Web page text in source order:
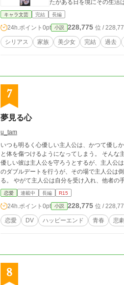
たがある日を境にその生活
キャラ文芸 完結 長編
24h.ポイント 0pt 小説 228,775 位 /
シリアス 家族 美少女 完結 過去
7
夢見る心
u_tam
いつも明るく心優しい主人公は、かつて優し
と体を傷つけるようになってしまう。 そんな主人公に彼氏が出来た。同じ高校に通う男子高生だ。物腰柔らかで、心から彼女を想う
優しい彼は主人公を守ろうとするが、主人公は暴力を隠し続けていた。 ある日、顔に
のダブルデートを行うが、その場で主人公は
る。 やがて主人公は自分を受け入れ、他者の手を借りる勇気を持ち、自分の人生をもう一度歩き出す決意をするのだった。 ※乱暴表
現等含むシーン有るので15R
恋愛 連載中 長編 R15
24h.ポイント 0pt 小説 228,775 位 /
恋愛 DV ハッピーエンド 青春 悲
8